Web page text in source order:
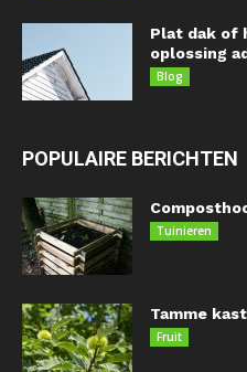
Plat dak of
oplossing
Blog
POPULAIRE BERICHTEN
Tuinieren
Tamme
Fruit